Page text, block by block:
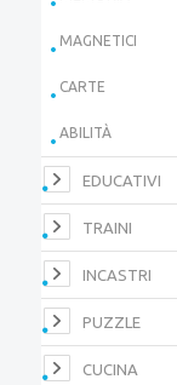
MAGNETICI
CARTE
ABILITÀ
EDUCATIVI
TRAINI
INCASTRI
PUZZLE
CUCINA